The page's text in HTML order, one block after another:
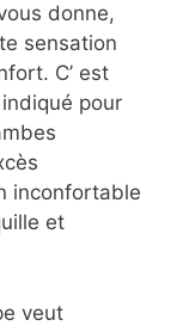
donne,
sensation
C’ est
pour
inconfortable
et
veut